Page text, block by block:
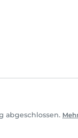
abgeschlossen.